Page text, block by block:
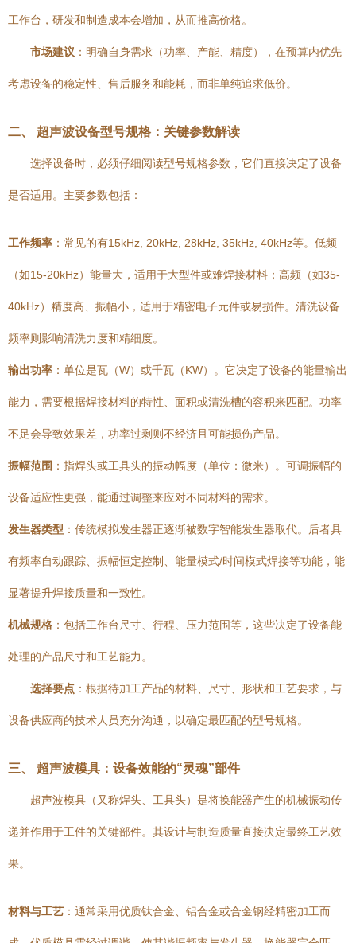
工作台，研发和制造成本会增加，从而推高价格。
市场建议 ：明确自身需求（功率、产能、精度），在预算内优先
考虑设备的稳定性、售后服务和能耗，而非单纯追求低价。
二、 超声波设备型号规格：关键参数解读
选择设备时，必须仔细阅读型号规格参数，它们直接决定了设备
是否适用。主要参数包括：
工作频率 ：常见的有15kHz, 20kHz, 28kHz, 35kHz, 40kHz等。低频
（如15-20kHz）能量大，适用于大型件或难焊接材料；高频（如35-
40kHz）精度高、振幅小，适用于精密电子元件或易损件。清洗设备
频率则影响清洗力度和精细度。
输出功率 ：单位是瓦（W）或千瓦（KW）。它决定了设备的能量输出
能力，需要根据焊接材料的特性、面积或清洗槽的容积来匹配。功率
不足会导致效果差，功率过剩则不经济且可能损伤产品。
振幅范围 ：指焊头或工具头的振动幅度（单位：微米）。可调振幅的
设备适应性更强，能通过调整来应对不同材料的需求。
发生器类型 ：传统模拟发生器正逐渐被数字智能发生器取代。后者具
有频率自动跟踪、振幅恒定控制、能量模式/时间模式焊接等功能，能
显著提升焊接质量和一致性。
机械规格 ：包括工作台尺寸、行程、压力范围等，这些决定了设备能
处理的产品尺寸和工艺能力。
选择要点 ：根据待加工产品的材料、尺寸、形状和工艺要求，与
设备供应商的技术人员充分沟通，以确定最匹配的型号规格。
三、 超声波模具：设备效能的“灵魂”部件
超声波模具（又称焊头、工具头）是将换能器产生的机械振动传
递并作用于工件的关键部件。其设计与制造质量直接决定最终工艺效
果。
材料与工艺 ：通常采用优质钛合金、铝合金或合金钢经精密加工而